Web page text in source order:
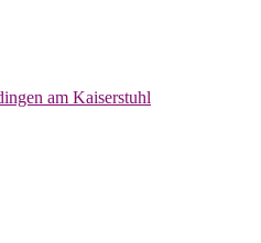
am Kaiserstuhl